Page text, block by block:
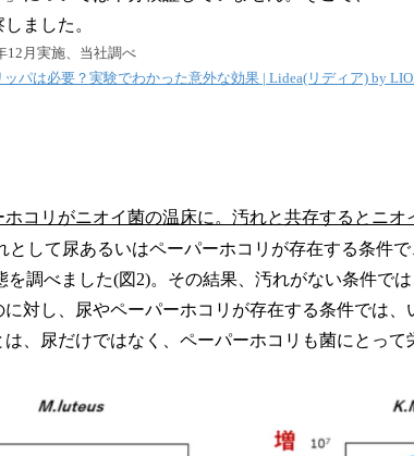
ました。
月実施、当社調べ
ッパは必要？実験でわかった意外な効果 | Lidea(リディア) by
ホコリがニオイ菌の温床に。汚れと共存するとニ
として尿あるいはペーパーホコリが存在する条件
を調べました(図2)。その結果、汚れがない条件で
対し、尿やペーパーホコリが存在する条件では
は、尿だけではなく、ペーパーホコリも菌にとっ